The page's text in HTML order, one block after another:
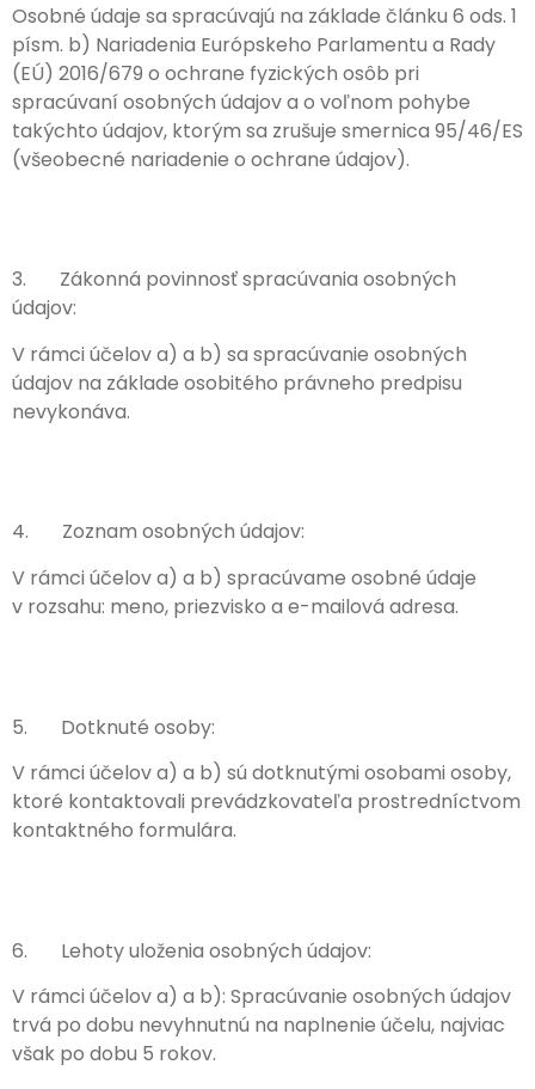
Osobné údaje sa spracúvajú na základe článku 6 ods. 1
písm. b) Nariadenia Európskeho Parlamentu a Rady
(EÚ) 2016/679 o ochrane fyzických osôb pri
spracúvaní osobných údajov a o voľnom pohybe
takýchto údajov, ktorým sa zrušuje smernica 95/46/ES
(všeobecné nariadenie o ochrane údajov).
3. Zákonná povinnosť spracúvania osobných
údajov:
V rámci účelov a) a b) sa spracúvanie osobných
údajov na základe osobitého právneho predpisu
nevykonáva.
4. Zoznam osobných údajov:
V rámci účelov a) a b) spracúvame osobné údaje
v rozsahu: meno, priezvisko a e-mailová adresa.
5. Dotknuté osoby:
V rámci účelov a) a b) sú dotknutými osobami osoby,
ktoré kontaktovali prevádzkovateľa prostredníctvom
kontaktného formulára.
6. Lehoty uloženia osobných údajov:
V rámci účelov a) a b): Spracúvanie osobných údajov
trvá po dobu nevyhnutnú na naplnenie účelu, najviac
však po dobu 5 rokov.